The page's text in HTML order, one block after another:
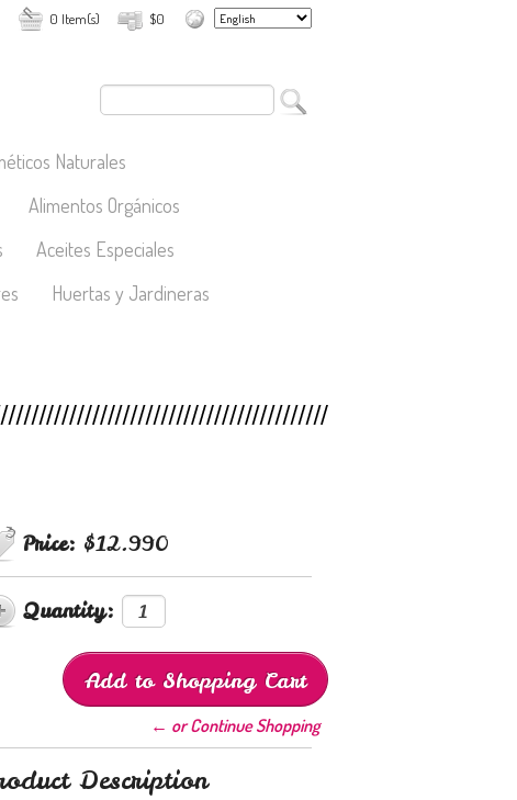
$0
0 Item(s)
Naturales
Alimentos Orgánicos
Aceites Especiales
Huertas y Jardineras
Price: $12.990
Quantity:
← or Continue Shopping
Description